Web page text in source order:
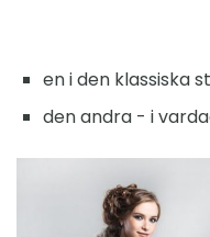
en i den klassiska
den andra - i